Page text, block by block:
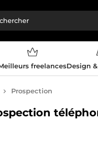
freelancesDesign
Prospection